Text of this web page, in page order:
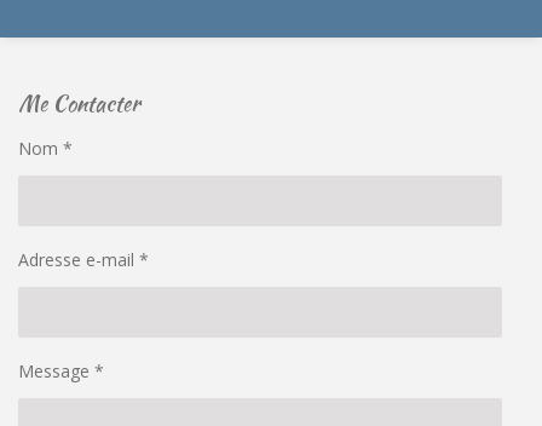
Me Contacter
Nom *
Adresse e-mail *
Message *